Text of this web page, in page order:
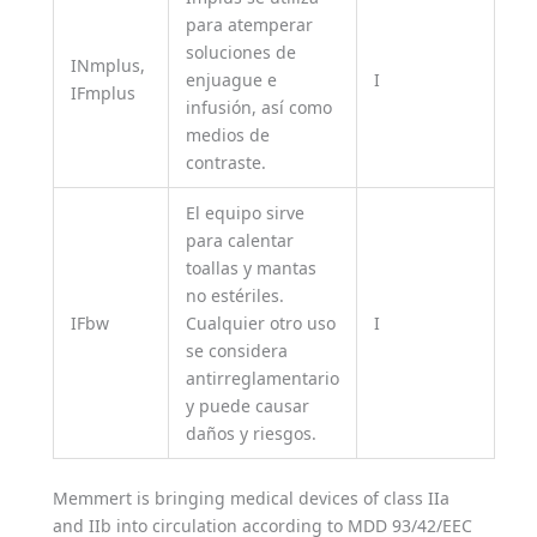
INmplus,
IFmplus
para atemperar
soluciones de
enjuague e
infusión, así como
medios de
contraste.
I
IFbw
El equipo sirve
para calentar
toallas y mantas
no estériles.
Cualquier otro uso
se considera
antirreglamentario
y puede causar
daños y riesgos.
I
Memmert is bringing medical devices of class IIa
and IIb into circulation according to MDD 93/42/EEC